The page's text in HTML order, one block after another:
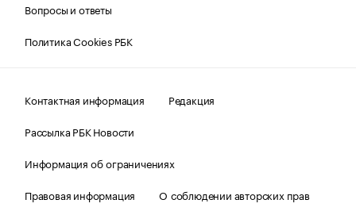
Вопросы и ответы
Политика Cookies РБК
Контактная информация
Редакция
Рассылка РБК Новости
Информация об ограничениях
Правовая информация
О соблюдении авторских прав